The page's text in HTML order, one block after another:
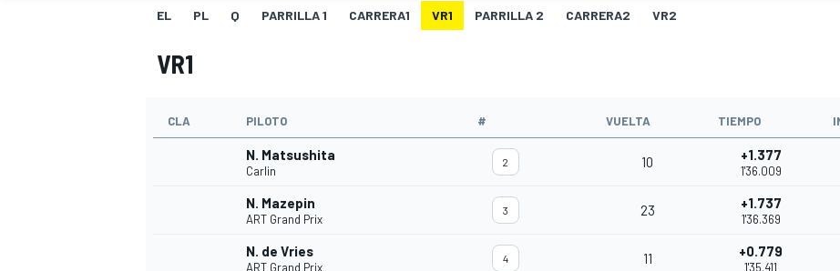
FÓRMULA E
EL PL Q PARRILLA 1 CARRERA1 VR1 PARRILLA 2 CARRERA2 VR2
VR1
CLA PILOTO # VUELTA TIEMPO
N. Matsushita
Carlin
2 10 +1.377
1'36.009
N. Mazepin
ART Grand Prix
3 23 +1.737
1'36.369
N. de Vries
ART Grand Prix
4 11 +0.779
1'35.411